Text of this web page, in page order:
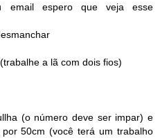
email espero que veja esse
a lã com dois fios)
(o número deve ser impar) e
50cm (você terá um trabalho